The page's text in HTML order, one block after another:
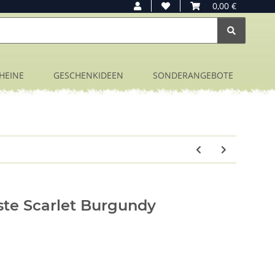
0,00 €
GESCHENKIDEEN SONDERANGEBOTE
Scarlet Burgundy